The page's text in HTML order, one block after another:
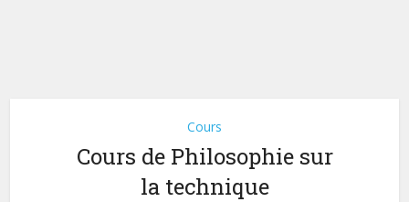
Cours
Cours de Philosophie sur
la technique